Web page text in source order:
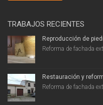
TRABAJOS RECIENTES
Reproducción de
Reforma de fachada
Restauración y
Reforma de fachada